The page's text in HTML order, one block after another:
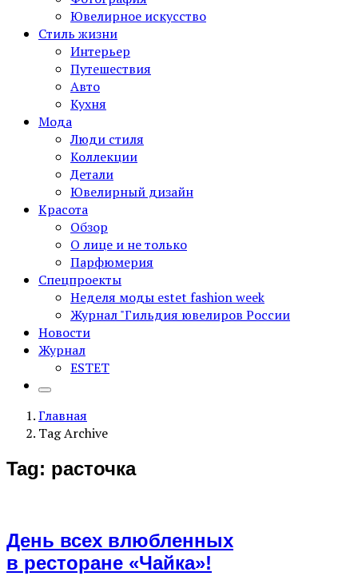
Ювелирное искусство
Стиль жизни
Интерьер
Путешествия
Авто
Кухня
Мода
Люди стиля
Коллекции
Детали
Ювелирный дизайн
Красота
Обзор
О лице и не только
Парфюмерия
Спецпроекты
Неделя моды estet fashion week
Журнал "Гильдия ювелиров России
Новости
Журнал
ESTET
Главная
Tag Archive
Tag: расточка
День всех влюбленных
в ресторане «Чайка»!